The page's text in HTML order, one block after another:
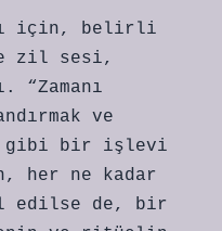
için, belirli
zil sesi,
“Zamanı
ve
gibi bir işlevi
ne kadar
edilse de, bir